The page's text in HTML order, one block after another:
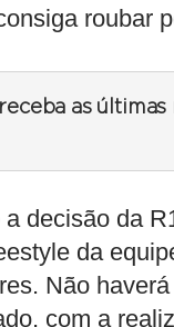
roubar
as
decisão da
da
Não
com a